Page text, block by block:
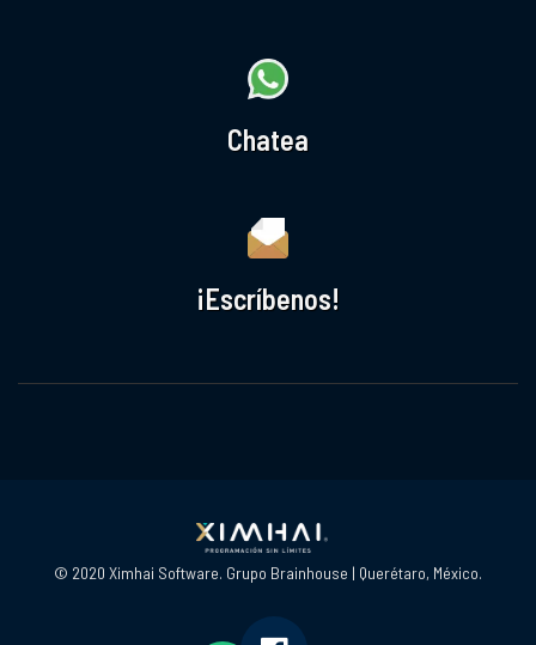
Chatea
¡Escríbenos!
© 2020 Ximhai Software. Grupo Brainhouse | Querétaro, México.